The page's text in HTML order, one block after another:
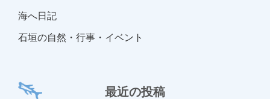
海へ日記
石垣の自然・行事・イベント
最近の投稿